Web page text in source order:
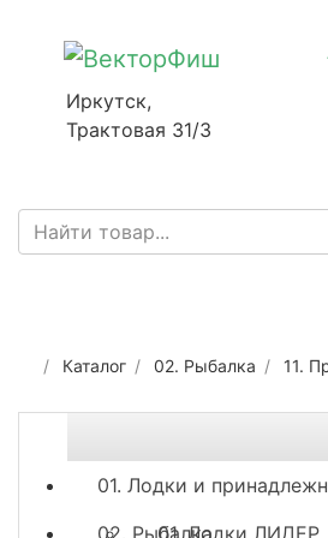
Иркутск,
Трактовая 31/3
Каталог 02. Рыбалка 11.
01. Лодки и
01. Лодки ЛИДЕР
02. Рыбалка